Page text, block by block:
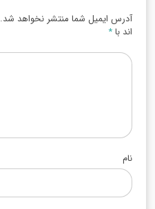
آدرس ایمیل شما منتشر نخواهد شد.
اند با*
نام